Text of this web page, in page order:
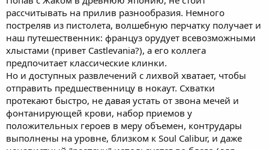
рассчитывать на прилив разнообразия. Немного
постреляв из пистолета, волшебную перчатку получает и
наш путешественник: француз орудует всевозможными
хлыстами (привет Castlevania?), а его коллега
предпочитает классические клинки.
Но и доступных развлечений с лихвой хватает, чтобы
отправить предшественницу в нокаут. Схватки
протекают быстро, не давая устать от звона мечей и
фонтанирующей крови, набор приемов у
положительных героев в меру объемен, контрудары
выполнены на уровне, близком к Soul Calibur, и даже